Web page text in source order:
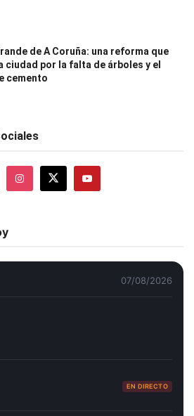
de A Coruña: una reforma que
ciudad por la falta de árboles y el
cemento
07/08/2026
EN DIRECTO